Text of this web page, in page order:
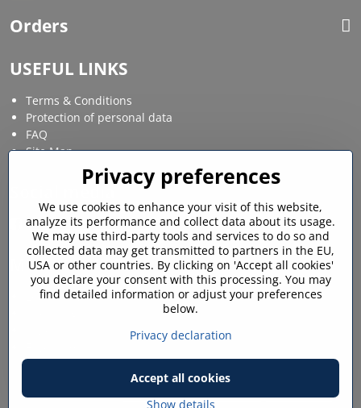
Orders
USEFUL LINKS
Terms & Conditions
Protection of personal data
FAQ
Site Map
Facebook Instagram
MY ACCOUNT
Login / My account
©2026CopyrightPrivacy preferencesPrivacy declaration
Privacy preferences
We use cookies to enhance your visit of this website,
analyze its performance and collect data about its usage.
We may use third-party tools and services to do so and
collected data may get transmitted to partners in the EU,
USA or other countries. By clicking on 'Accept all cookies'
you declare your consent with this processing. You may
find detailed information or adjust your preferences
below.
Privacy declaration
Show details
Accept all cookies